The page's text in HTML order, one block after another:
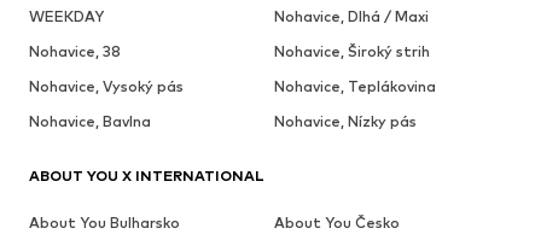
WEEKDAY
Nohavice, Dlhá / Maxi
Nohavice, 38
Nohavice, Široký strih
Nohavice, Vysoký pás
Nohavice, Teplákovina
Nohavice, Bavlna
Nohavice, Nízky pás
ABOUT YOU X INTERNATIONAL
About You Bulharsko
About You Česko